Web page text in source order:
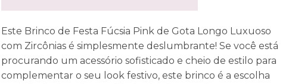
Este Brinco de Festa Fúcsia Pink de Gota Longo Luxuoso
com Zircônias é simplesmente deslumbrante! Se você está
procurando um acessório sofisticado e cheio de estilo para
complementar o seu look festivo, este brinco é a escolha